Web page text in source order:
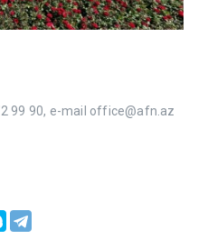
99 90, e-mail office@afn.az